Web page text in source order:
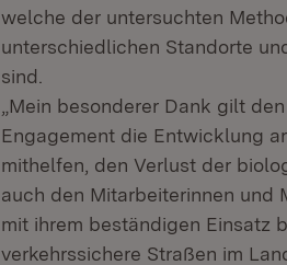
welche der untersuchten
unterschiedlichen Standorte
sind.
„Mein besonderer Dank gilt
Engagement die Entwicklung
mithelfen, den Verlust der
auch den Mitarbeiterinnen und
mit ihrem beständigen Einsatz
verkehrssichere Straßen im